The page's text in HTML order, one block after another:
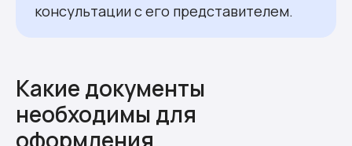
консультации с его представителем.
Какие документы
необходимы для